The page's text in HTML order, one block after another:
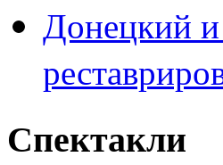
Донецкий и
Спектакли